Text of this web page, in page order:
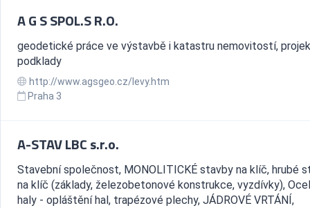
A G S SPOL.S R.O.
geodetické práce ve výstavbě i katastru nemovitostí,
podklady
http://www.agsgeo.cz/levy.htm
Praha 3
A-STAV LBC s.r.o.
Stavební společnost, MONOLITICKÉ stavby na klíč, hrubé
na klíč (základy, železobetonové konstrukce, vyzdívky),
haly - opláštění hal, trapézové plechy, JÁDROVÉ VRTÁNÍ,